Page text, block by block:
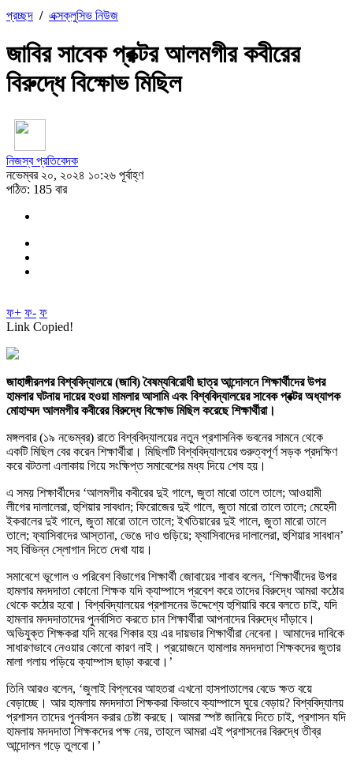
প্রচ্ছদ / এক্সক্লুসিভ নিউজ
জাবির সাবেক প্রক্টর আলমগীর কবীরের
বিরুদ্ধে বিক্ষোভ মিছিল
নিজস্ব প্রতিবেদক
নভেম্বর ২০, ২০২৪ ১০:২৬ পূর্বাহ্ণ
পঠিত: 185 বার
ফ+ ফ- ফ
Link Copied!
জাহাঙ্গীরনগর বিশ্ববিদ্যালয়ে (জাবি) বৈষম্যবিরোধী ছাত্র আন্দোলনে শিক্ষার্থীদের উপর
হামলার ঘটনায় দায়ের হওয়া মামলার আসামি এবং বিশ্ববিদ্যালয়ের সাবেক প্রক্টর অধ্যাপক
মোহাম্মদ আলমগীর কবীরের বিরুদ্ধে বিক্ষোভ মিছিল করেছে শিক্ষার্থীরা।
মঙ্গলবার (১৯ নভেম্বর) রাতে বিশ্ববিদ্যালয়ের নতুন প্রশাসনিক ভবনের সামনে থেকে
একটি মিছিল বের করেন শিক্ষার্থীরা। মিছিলটি বিশ্ববিদ্যালয়ের গুরুত্বপূর্ণ সড়ক প্রদক্ষিণ
করে বটতলা এলাকায় গিয়ে সংক্ষিপ্ত সমাবেশের মধ্য দিয়ে শেষ হয়।
এ সময় শিক্ষার্থীদের ‘আলমগীর কবীরের দুই গালে, জুতা মারো তালে তালে; আওয়ামী
লীগের দালালেরা, হুশিয়ার সাবধান; ফিরোজের দুই গালে, জুতা মারো তালে তালে; মেহেদী
ইকবালের দুই গালে, জুতা মারো তালে তালে; ইখতিয়ারের দুই গালে, জুতা মারো তালে
তালে; ফ্যাসিবাদের আস্তানা, ভেঙে দাও গুড়িয়ে; ফ্যাসিবাদের দালালেরা, হুশিয়ার সাবধান’
সহ বিভিন্ন স্লোগান দিতে দেখা যায়।
সমাবেশে ভূগোল ও পরিবেশ বিভাগের শিক্ষার্থী জোবায়ের শাবাব বলেন, ‘শিক্ষার্থীদের উপর
হামলার মদদদাতা কোনো শিক্ষক যদি ক্যাম্পাসে প্রবেশ করে তাদের বিরুদ্ধে আমরা কঠোর
থেকে কঠোর হবো। বিশ্ববিদ্যালয়ের প্রশাসনের উদ্দেশ্যে হুশিয়ারি করে বলতে চাই, যদি
হামলার মদদদাতাদের পুনর্বাসিত করতে চান শিক্ষার্থীরা আপনাদের বিরুদ্ধে দাঁড়াবে।
অভিযুক্ত শিক্ষকরা যদি মবের শিকার হয় এর দায়ভার শিক্ষার্থীরা নেবেনা। আমাদের দাবিকে
সাধারণভাবে নেওয়ার কোনো কারণ নাই। প্রয়োজনে হামালার মদদদাতা শিক্ষকদের জুতার
মালা গলায় পড়িয়ে ক্যাম্পাস ছাড়া করবো।’
তিনি আরও বলেন, ‘জুলাই বিপ্লবের আহতরা এখনো হাসপাতালের বেডে ক্ষত বয়ে
বেড়াচ্ছে। আর হামলায় মদদদাতা শিক্ষকরা কিভাবে ক্যাম্পাসে ঘুরে বেড়ায়? বিশ্ববিদ্যালয়
প্রশাসন তাদের পুনর্বাসন করার চেষ্টা করছে। আমরা স্পষ্ট জানিয়ে দিতে চাই, প্রশাসন যদি
হামলায় মদদদাতা শিক্ষকদের পক্ষ নেয়, তাহলে আমরা এই প্রশাসনের বিরুদ্ধে তীব্র
আন্দোলন গড়ে তুলবো।’